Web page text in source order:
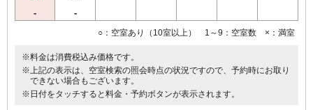
- -
○：空室あり（10室以上） 1～9：空室数 ×：満室
※料金は消費税込み価格です。
※上記の表示は、空室検索の照会時点の状況ですので、予約時にお取り
できない場合もございます。
※日付をタッチすると料金・予約ボタンが表示されます。